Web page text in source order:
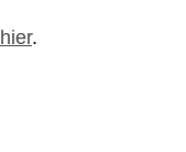
hier.